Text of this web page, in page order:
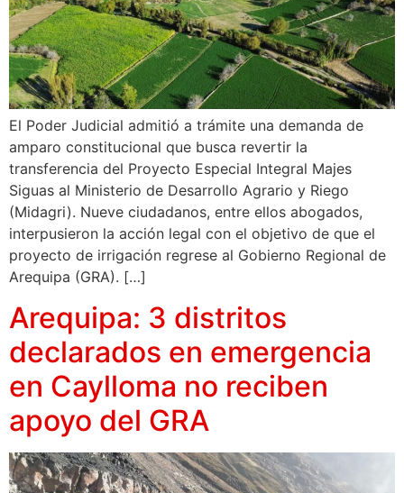
El Poder Judicial admitió a trámite una demanda de
amparo constitucional que busca revertir la
transferencia del Proyecto Especial Integral Majes
Siguas al Ministerio de Desarrollo Agrario y Riego
(Midagri). Nueve ciudadanos, entre ellos abogados,
interpusieron la acción legal con el objetivo de que el
proyecto de irrigación regrese al Gobierno Regional de
Arequipa (GRA). […]
Arequipa: 3 distritos
declarados en emergencia
en Caylloma no reciben
apoyo del GRA